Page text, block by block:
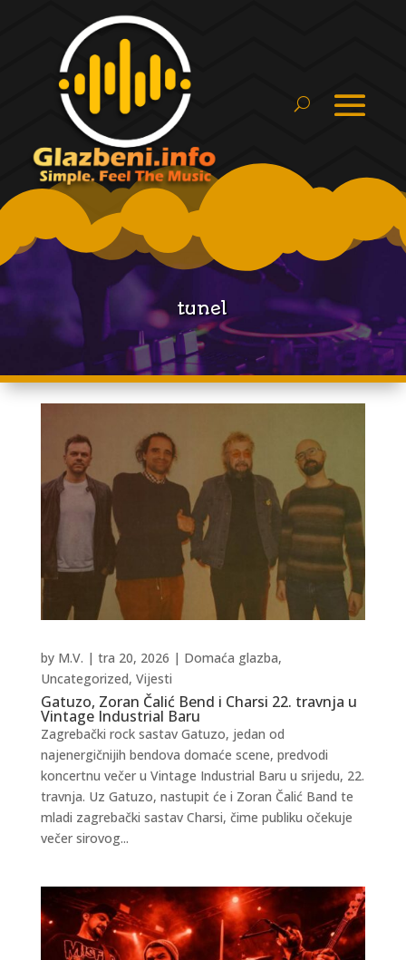
tunel
Gatuzo, Zoran Čalić Bend i Charsi 22. travnja u
Vintage Industrial Baru
by M.V. | tra 20, 2026 | Domaća glazba,
Uncategorized, Vijesti
Zagrebački rock sastav Gatuzo, jedan od
najenergičnijih bendova domaće scene, predvodi
koncertnu večer u Vintage Industrial Baru u srijedu, 22.
travnja. Uz Gatuzo, nastupit će i Zoran Čalić Band te
mladi zagrebački sastav Charsi, čime publiku očekuje
večer sirovog...